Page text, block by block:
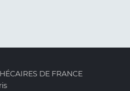
DE FRANCE